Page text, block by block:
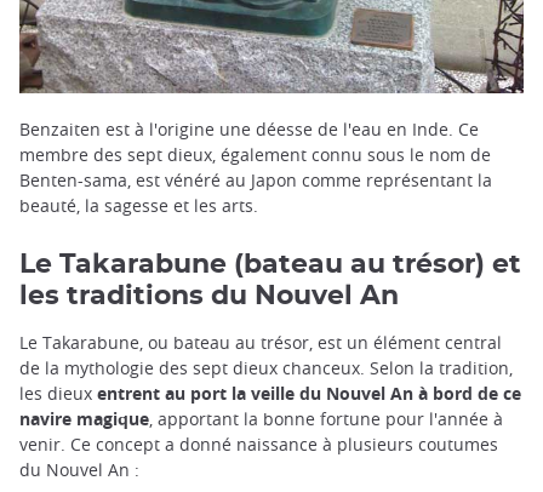
Benzaiten est à l'origine une déesse de l'eau en Inde. Ce
membre des sept dieux, également connu sous le nom de
Benten-sama, est vénéré au Japon comme représentant la
beauté, la sagesse et les arts.
Le Takarabune (bateau au trésor) et
les traditions du Nouvel An
Le Takarabune, ou bateau au trésor, est un élément central
de la mythologie des sept dieux chanceux. Selon la tradition,
les dieux entrent au port la veille du Nouvel An à bord de ce
navire magique, apportant la bonne fortune pour l'année à
venir. Ce concept a donné naissance à plusieurs coutumes
du Nouvel An :